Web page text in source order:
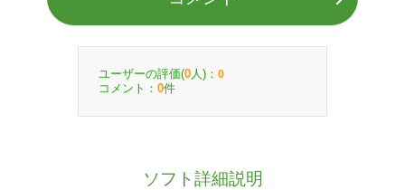
ユーザーの評価(0 人)： 0
コメント： 0件
ソフト詳細説明